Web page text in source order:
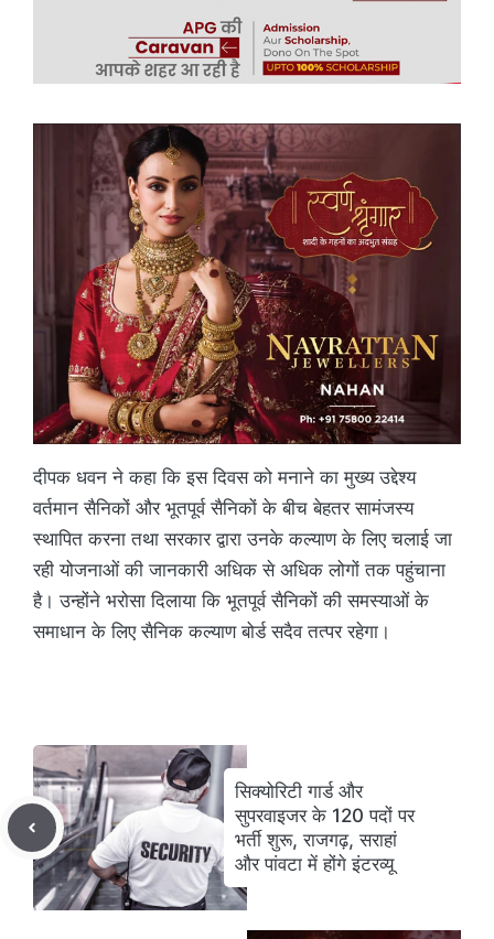
दीपक धवन ने कहा कि इस दिवस को मनाने का मुख्य उद्देश्य
वर्तमान सैनिकों और भूतपूर्व सैनिकों के बीच बेहतर सामंजस्य
स्थापित करना तथा सरकार द्वारा उनके कल्याण के लिए चलाई जा
रही योजनाओं की जानकारी अधिक से अधिक लोगों तक पहुंचाना
है। उन्होंने भरोसा दिलाया कि भूतपूर्व सैनिकों की समस्याओं के
समाधान के लिए सैनिक कल्याण बोर्ड सदैव तत्पर रहेगा।
सिक्योरिटी गार्ड और
सुपरवाइजर के 120 पदों पर
भर्ती शुरू, राजगढ़, सराहां
और पांवटा में होंगे इंटरव्यू